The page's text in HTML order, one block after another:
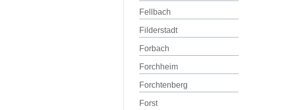
Fellbach
Filderstadt
Forbach
Forchheim
Forchtenberg
Forst